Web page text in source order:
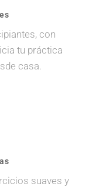
con
tu práctica
casa.
suaves y